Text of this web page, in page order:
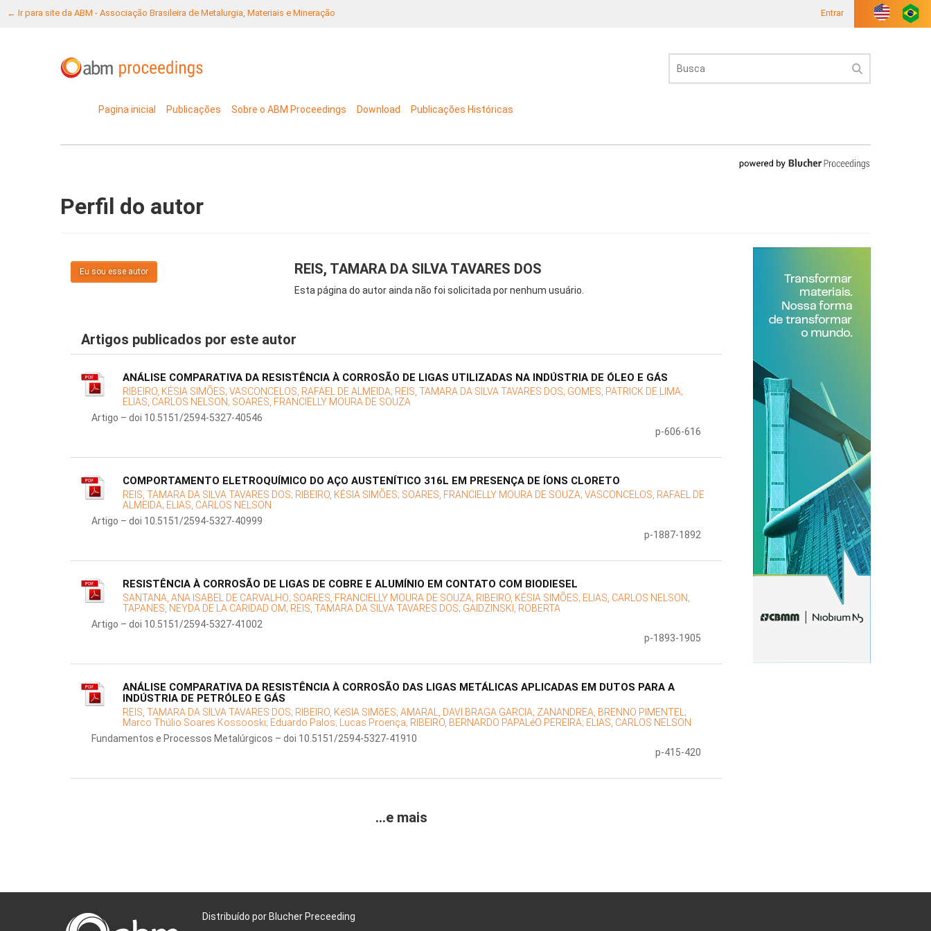
← Ir para site da ABM - Associação Brasileira de Metalurgia, Materiais e Mineração Entrar
Pagina inicial Publicações Sobre o ABM Proceedings Download Publicações Históricas
Perfil do autor
Eu sou esse autor REIS, TAMARA DA SILVA TAVARES DOS
Esta página do autor ainda não foi solicitada por nenhum usuário.
Artigos publicados por este autor
ANÁLISE COMPARATIVA DA RESISTÊNCIA À CORROSÃO DE LIGAS UTILIZADAS NA INDÚSTRIA DE ÓLEO E GÁS
RIBEIRO, KÉSIA SIMÕES; VASCONCELOS, RAFAEL DE ALMEIDA; REIS, TAMARA DA SILVA TAVARES DOS; GOMES, PATRICK DE LIMA;
ELIAS, CARLOS NELSON; SOARES, FRANCIELLY MOURA DE SOUZA
Artigo – doi 10.5151/2594-5327-40546
p-606-616
COMPORTAMENTO ELETROQUÍMICO DO AÇO AUSTENÍTICO 316L EM PRESENÇA DE ÍONS CLORETO
REIS, TAMARA DA SILVA TAVARES DOS; RIBEIRO, KÉSIA SIMÕES; SOARES, FRANCIELLY MOURA DE SOUZA; VASCONCELOS, RAFAEL DE
ALMEIDA; ELIAS, CARLOS NELSON
Artigo – doi 10.5151/2594-5327-40999
p-1887-1892
RESISTÊNCIA À CORROSÃO DE LIGAS DE COBRE E ALUMÍNIO EM CONTATO COM BIODIESEL
SANTANA, ANA ISABEL DE CARVALHO; SOARES, FRANCIELLY MOURA DE SOUZA; RIBEIRO, KÉSIA SIMÕES; ELIAS, CARLOS NELSON;
TAPANES, NEYDA DE LA CARIDAD OM; REIS, TAMARA DA SILVA TAVARES DOS; GAIDZINSKI, ROBERTA
Artigo – doi 10.5151/2594-5327-41002
p-1893-1905
ANÁLISE COMPARATIVA DA RESISTÊNCIA À CORROSÃO DAS LIGAS METÁLICAS APLICADAS EM DUTOS PARA A
INDÚSTRIA DE PETRÓLEO E GÁS
REIS, TAMARA DA SILVA TAVARES DOS; RIBEIRO, KéSIA SIMõES; AMARAL, DAVI BRAGA GARCIA; ZANANDREA, BRENNO PIMENTEL;
Marco Thúlio Soares Kossooski; Eduardo Palos; Lucas Proença; RIBEIRO, BERNARDO PAPALéO PEREIRA; ELIAS, CARLOS NELSON
Fundamentos e Processos Metalúrgicos – doi 10.5151/2594-5327-41910
p-415-420
...e mais
Distribuído por Blucher Preceeding